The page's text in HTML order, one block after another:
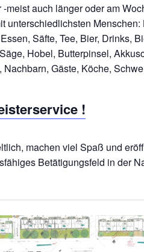
meist auch länger oder am
unterschiedlichsten Menschen:
Säfte, Tee, Bier, Drinks,
Hobel, Butterpinsel,
Gäste, Köche,
!
machen viel Spaß und
Betätigungsfeld in der